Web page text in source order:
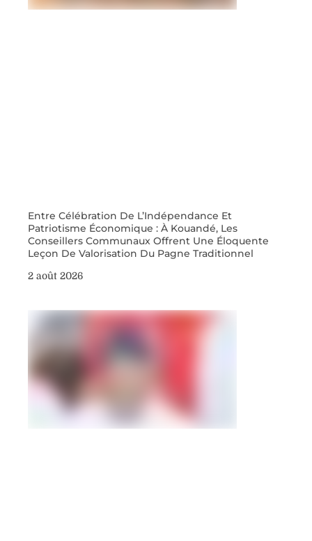
Entre Célébration De L’Indépendance Et
Patriotisme Économique : À Kouandé, Les
Conseillers Communaux Offrent Une Éloquente
Leçon De Valorisation Du Pagne Traditionnel
2 août 2026